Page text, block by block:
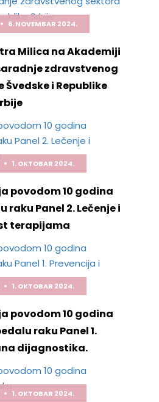
6. NOVEMBAR 2024.
Milica na Akademiji
zdravstvenog
i Republike
1. OKTOBAR 2024.
povodom 10 godina
raku Panel 2. Lečenje i
terapijama
1. OKTOBAR 2024.
povodom 10 godina
raku Panel 1.
dijagnostika.
1. OKTOBAR 2024.